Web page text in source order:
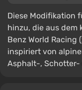
Diese Modifikation
hinzu, die aus dem
Benz World Racing
inspiriert von
Asphalt-, Schotter-